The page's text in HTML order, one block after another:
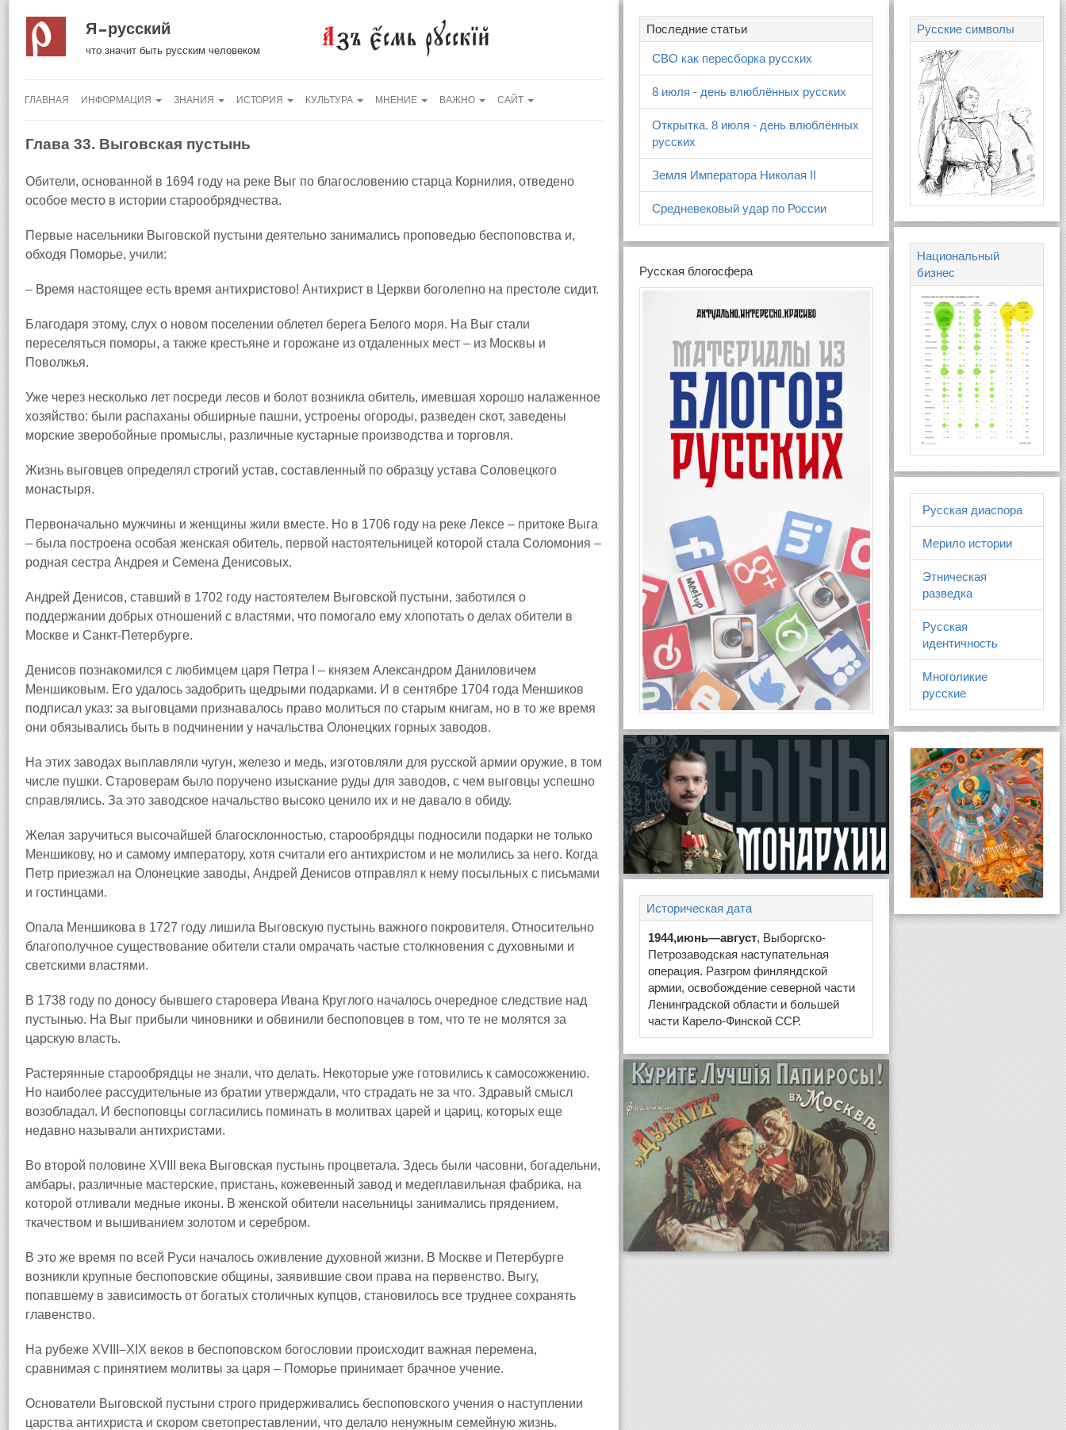
Я русский
что значит быть русским человеком
ГЛАВНАЯ ИНФОРМАЦИЯ ЗНАНИЯ ИСТОРИЯ КУЛЬТУРА МНЕНИЕ ВАЖНО САЙТ
Глава 33. Выговская пустынь
Обители, основанной в 1694 году на реке Выг по благословению старца Корнилия, отведено
особое место в истории старообрядчества.
Первые насельники Выговской пустыни деятельно занимались проповедью беспоповства и,
обходя Поморье, учили:
– Время настоящее есть время антихристово! Антихрист в Церкви боголепно на престоле сидит.
Благодаря этому, слух о новом поселении облетел берега Белого моря. На Выг стали
переселяться поморы, а также крестьяне и горожане из отдаленных мест – из Москвы и
Поволжья.
Уже через несколько лет посреди лесов и болот возникла обитель, имевшая хорошо налаженное
хозяйство: были распаханы обширные пашни, устроены огороды, разведен скот, заведены
морские зверобойные промыслы, различные кустарные производства и торговля.
Жизнь выговцев определял строгий устав, составленный по образцу устава Соловецкого
монастыря.
Первоначально мужчины и женщины жили вместе. Но в 1706 году на реке Лексе – притоке Выга
– была построена особая женская обитель, первой настоятельницей которой стала Соломония –
родная сестра Андрея и Семена Денисовых.
Андрей Денисов, ставший в 1702 году настоятелем Выговской пустыни, заботился о
поддержании добрых отношений с властями, что помогало ему хлопотать о делах обители в
Москве и Санкт‑Петербурге.
Денисов познакомился с любимцем царя Петра I – князем Александром Даниловичем
Меншиковым. Его удалось задобрить щедрыми подарками. И в сентябре 1704 года Меншиков
подписал указ: за выговцами признавалось право молиться по старым книгам, но в то же время
они обязывались быть в подчинении у начальства Олонецких горных заводов.
На этих заводах выплавляли чугун, железо и медь, изготовляли для русской армии оружие, в том
числе пушки. Староверам было поручено изыскание руды для заводов, с чем выговцы успешно
справлялись. За это заводское начальство высоко ценило их и не давало в обиду.
Желая заручиться высочайшей благосклонностью, старообрядцы подносили подарки не только
Меншикову, но и самому императору, хотя считали его антихристом и не молились за него. Когда
Петр приезжал на Олонецкие заводы, Андрей Денисов отправлял к нему посыльных с письмами
и гостинцами.
Опала Меншикова в 1727 году лишила Выговскую пустынь важного покровителя. Относительно
благополучное существование обители стали омрачать частые столкновения с духовными и
светскими властями.
В 1738 году по доносу бывшего старовера Ивана Круглого началось очередное следствие над
пустынью. На Выг прибыли чиновники и обвинили беспоповцев в том, что те не молятся за
царскую власть.
Растерянные старообрядцы не знали, что делать. Некоторые уже готовились к самосожжению.
Но наиболее рассудительные из братии утверждали, что страдать не за что. Здравый смысл
возобладал. И беспоповцы согласились поминать в молитвах царей и цариц, которых еще
недавно называли антихристами.
Во второй половине XVIII века Выговская пустынь процветала. Здесь были часовни, богадельни,
амбары, различные мастерские, пристань, кожевенный завод и медеплавильная фабрика, на
которой отливали медные иконы. В женской обители насельницы занимались прядением,
ткачеством и вышиванием золотом и серебром.
В это же время по всей Руси началось оживление духовной жизни. В Москве и Петербурге
возникли крупные беспоповские общины, заявившие свои права на первенство. Выгу,
попавшему в зависимость от богатых столичных купцов, становилось все труднее сохранять
главенство.
На рубеже XVIII–XIX веков в беспоповском богословии происходит важная перемена,
сравнимая с принятием молитвы за царя – Поморье принимает брачное учение.
Основатели Выговской пустыни строго придерживались беспоповского учения о наступлении
царства антихриста и скором светопреставлении, что делало ненужным семейную жизнь.
Последние статьи
СВО как пересборка русских
8 июля - день влюблённых русских
Открытка. 8 июля - день влюблённых
русских
Земля Императора Николая II
Средневековый удар по России
Русская блогосфера
Историческая дата
1944,июнь—август, Выборгско-
Петрозаводская наступательная
операция. Разгром финляндской
армии, освобождение северной части
Ленинградской области и большей
части Карело-Финской ССР.
Русские символы
Национальный
бизнес
Русская диаспора
Мерило истории
Этническая
разведка
Русская
идентичность
Многоликие
русские